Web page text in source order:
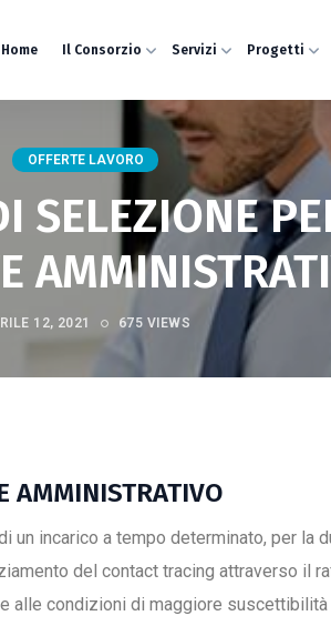
Home Il Consorzio Servizi Progetti
OFFERTE LAVORO
SELEZIONE
12, 2021 675 VIEWS
AMMINISTRATIVO
incarico a tempo determinato, per la
del contact tracing attraverso il
alle condizioni di maggiore